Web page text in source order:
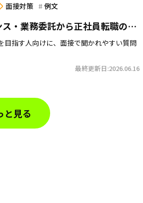
面接対策 例文
ス・業務委託から正社員転職の面
目指す人向けに、面接で聞かれやすい質問
最終更新日:2026.06.16
と見る